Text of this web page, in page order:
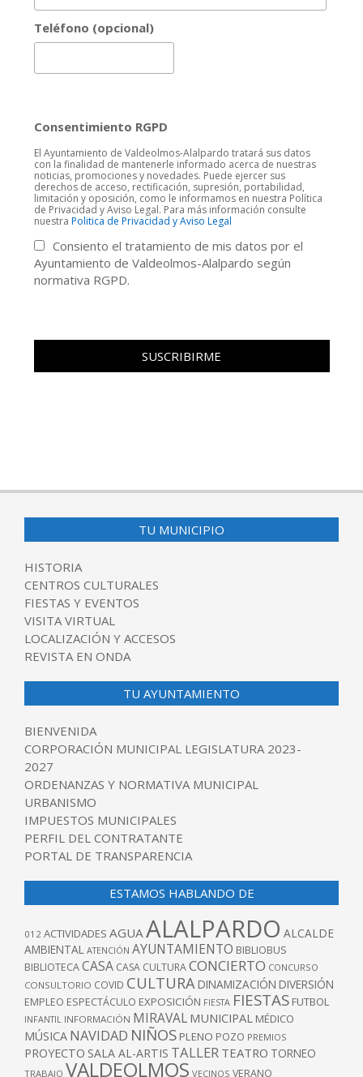
Teléfono (opcional)
Consentimiento RGPD
El Ayuntamiento de Valdeolmos-Alalpardo tratará sus datos
con la finalidad de mantenerle informado acerca de nuestras
noticias, promociones y novedades. Puede ejercer sus
derechos de acceso, rectificación, supresión, portabilidad,
limitación y oposición, como le informamos en nuestra Política
de Privacidad y Aviso Legal. Para más información consulte
nuestra Politica de Privacidad y Aviso Legal
Consiento el tratamiento de mis datos por el
Ayuntamiento de Valdeolmos-Alalpardo según
normativa RGPD.
TU MUNICIPIO
HISTORIA
CENTROS CULTURALES
FIESTAS Y EVENTOS
VISITA VIRTUAL
LOCALIZACIÓN Y ACCESOS
REVISTA EN ONDA
TU AYUNTAMIENTO
BIENVENIDA
CORPORACIÓN MUNICIPAL LEGISLATURA 2023-
2027
ORDENANZAS Y NORMATIVA MUNICIPAL
URBANISMO
IMPUESTOS MUNICIPALES
PERFIL DEL CONTRATANTE
PORTAL DE TRANSPARENCIA
ESTAMOS HABLANDO DE
012 ACTIVIDADES AGUAALALPARDO ALCALDE
AMBIENTAL ATENCIÓN AYUNTAMIENTO BIBLIOBUS
BIBLIOTECACASA CASA CULTURACONCIERTO CONCURSO
CONSULTORIO COVID CULTURA DINAMIZACIÓN DIVERSIÓN
EMPLEO ESPECTÁCULO EXPOSICIÓN FIESTA FIESTAS FUTBOL
INFANTIL INFORMACIÓN MIRAVAL MUNICIPAL MÉDICO
MÚSICA NAVIDAD NIÑOS PLENO POZO PREMIOS
PROYECTO SALA AL-ARTIS TALLER TEATRO TORNEO
TRABAJO VALDEOLMOS VECINOS VERANO